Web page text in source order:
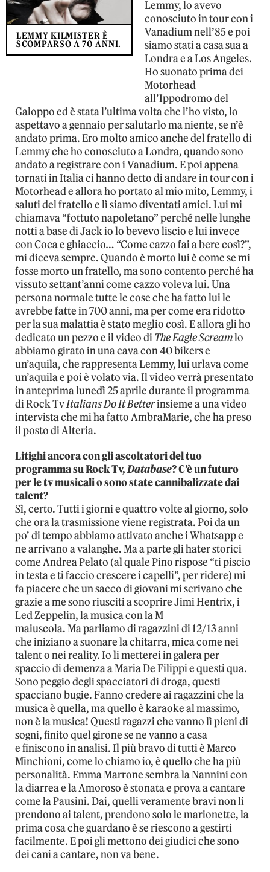
LEMMY KILMISTER È
SCOMPARSO A 70 ANNI.
Lemmy, lo avevo
conosciuto in tour con i
Vanadium nell’85 e poi
siamo stati a casa sua a
Londra e a Los Angeles.
Ho suonato prima dei
Motorhead
all’Ippodromo del
Galoppo ed è stata l’ultima volta che l’ho visto, lo
aspettavo a gennaio per salutarlo ma niente, se n’è
andato prima. Ero molto amico anche del fratello di
Lemmy che ho conosciuto a Londra, quando sono
andato a registrare con i Vanadium. E poi appena
tornati in Italia ci hanno detto di andare in tour con i
Motorhead e allora ho portato al mio mito, Lemmy, i
saluti del fratello e lì siamo diventati amici. Lui mi
chiamava “fottuto napoletano” perché nelle lunghe
notti a base di Jack io lo bevevo liscio e lui invece
con Coca e ghiaccio… “Come cazzo fai a bere così?”,
mi diceva sempre. Quando è morto lui è come se mi
fosse morto un fratello, ma sono contento perché ha
vissuto settant’anni come cazzo voleva lui. Una
persona normale tutte le cose che ha fatto lui le
avrebbe fatte in 700 anni, ma per come era ridotto
per la sua malattia è stato meglio così. E allora gli ho
dedicato un pezzo e il video diThe Eagle Screamlo
abbiamo girato in una cava con 40 bikers e
un’aquila, che rappresenta Lemmy, lui urlava come
un’aquila e poi è volato via. Il video verrà presentato
in anteprima lunedì 25 aprile durante il programma
di Rock TvItalians Do It Betterinsieme a una video
intervista che mi ha fatto AmbraMarie, che ha preso
il posto di Alteria.
Litighi ancora con gli ascoltatori del tuo
programma su Rock Tv,Database? C’è un futuro
per le tv musicali o sono state cannibalizzate dai
talent?
Sì, certo. Tutti i giorni e quattro volte al giorno, solo
che ora la trasmissione viene registrata. Poi da un
po’ di tempo abbiamo attivato anche i Whatsapp e
ne arrivano a valanghe. Ma a parte gli hater storici
come Andrea Pelato (al quale Pino rispose “ti piscio
in testa e ti faccio crescere i capelli”, per ridere) mi
fa piacere che un sacco di giovani mi scrivano che
grazie a me sono riusciti a scoprire Jimi Hentrix, i
Led Zeppelin, la musica con la M
maiuscola. Ma parliamo di ragazzini di 12/13 anni
che iniziano a suonare la chitarra, mica come nei
talent o nei reality. Io li metterei in galera per
spaccio di demenza a Maria De Filippi e questi qua.
Sono peggio degli spacciatori di droga, questi
spacciano bugie. Fanno credere ai ragazzini che la
musica è quella, ma quello è karaoke al massimo,
non è la musica! Questi ragazzi che vanno lì pieni di
sogni, finito quel girone se ne vanno a casa
e finiscono in analisi. Il più bravo di tutti è Marco
Minchioni, come lo chiamo io, è quello che ha più
personalità. Emma Marrone sembra la Nannini con
la diarrea e la Amoroso è stonata e prova a cantare
come la Pausini. Dai, quelli veramente bravi non li
prendono ai talent, prendono solo le marionette, la
prima cosa che guardano è se riescono a gestirti
facilmente. E poi gli mettono dei giudici che sono
dei cani a cantare, non va bene.